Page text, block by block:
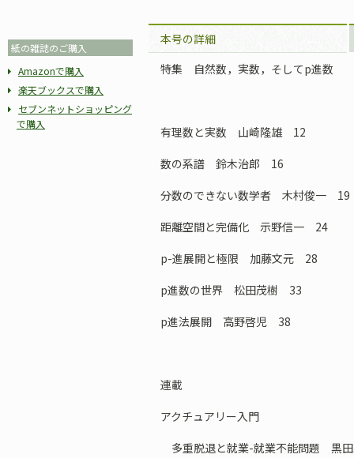
紙の雑誌のご購入
Amazonで購入
楽天ブックスで購入
セブンネットショッピング
で購入
本号の詳細
特集 自然数，実数，そしてp進数
有理数と実数 山崎隆雄 12
数の系譜 鈴木治郎 16
分数のできない数学者 木村俊一 19
距離空間と完備化 示野信一 24
p-進展開と極限 加藤文元 28
p進数の世界 松田茂樹 33
p進法展開 高野啓児 38
連載
アクチュアリー入門
多重脱退と就業-就業不能問題 黒